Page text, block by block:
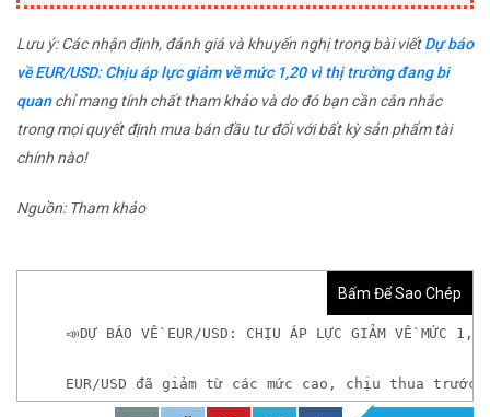
Lưu ý: Các nhận định, đánh giá và khuyến nghị trong bài viếtDự báo
về EUR/USD: Chịu áp lực giảm về mức 1,20 vì thị trường đang bi
quanchỉ mang tính chất tham khảo và do đó bạn cần cân nhắc
trong mọi quyết định mua bán đầu tư đối với bất kỳ sản phẩm tài
chính nào!
Nguồn: Tham khảo
Bấm Để Sao Chép
📣DỰ BÁO VỀ EUR/USD: CHỊU ÁP LỰC GIẢM VỀ MỨC
EUR/USD đã giảm từ các mức cao, chịu thua